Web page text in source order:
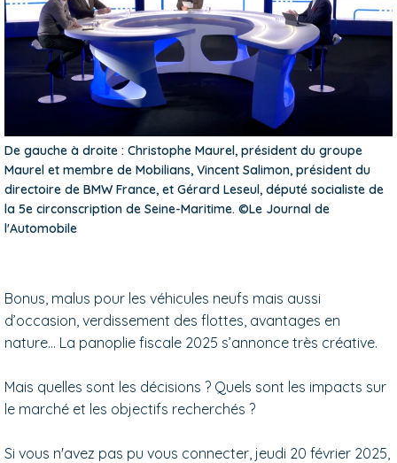
De gauche à droite : Christophe Maurel, président du groupe
Maurel et membre de Mobilians, Vincent Salimon, président du
directoire de BMW France, et Gérard Leseul, député socialiste de
la 5e circonscription de Seine-Maritime. ©Le Journal de
l'Automobile
Bonus, malus pour les véhicules neufs mais aussi
d’occasion, verdissement des flottes, avantages en
nature… La panoplie fiscale 2025 s’annonce très créative.
Mais quelles sont les décisions ? Quels sont les impacts sur
le marché et les objectifs recherchés ?
Si vous n'avez pas pu vous connecter, jeudi 20 février 2025,